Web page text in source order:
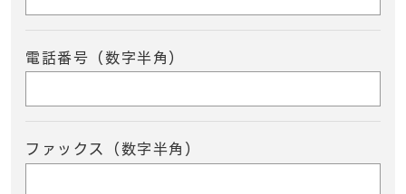
電話番号（数字半角）
ファックス（数字半角）